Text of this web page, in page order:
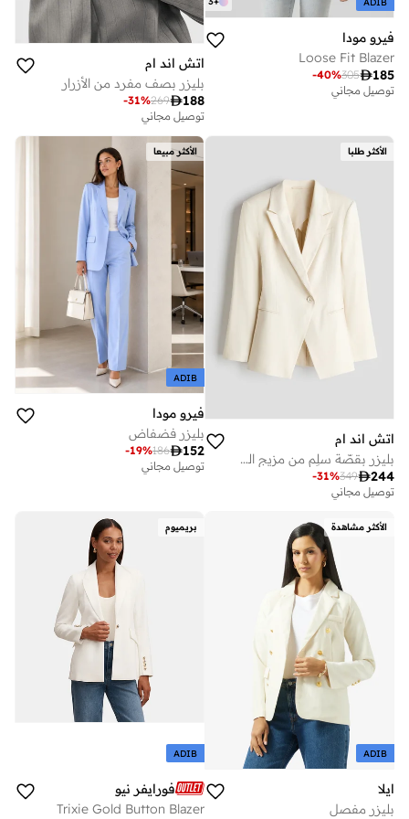
فيرو مودا
Loose Fit Blazer
185
305
-40%
توصيل مجاني
اتش اند ام
بليزر بصف مفرد من الأزرار
188
269
-31%
توصيل مجاني
الأكثر طلبا
اتش اند ام
بليزر بقصّة سلِم من مزيج الكتان
244
349
-31%
توصيل مجاني
الأكثر مبيعا
ADIB
فيرو مودا
بليزر فضفاض
152
186
-19%
توصيل مجاني
الأكثر مشاهدة
ADIB
ايلا
بليزر مفصل
بريميوم
ADIB
فورايفر نيو
Trixie Gold Button Blazer